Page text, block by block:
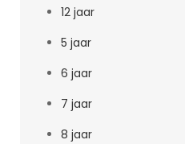
12 jaar
5 jaar
6 jaar
7 jaar
8 jaar